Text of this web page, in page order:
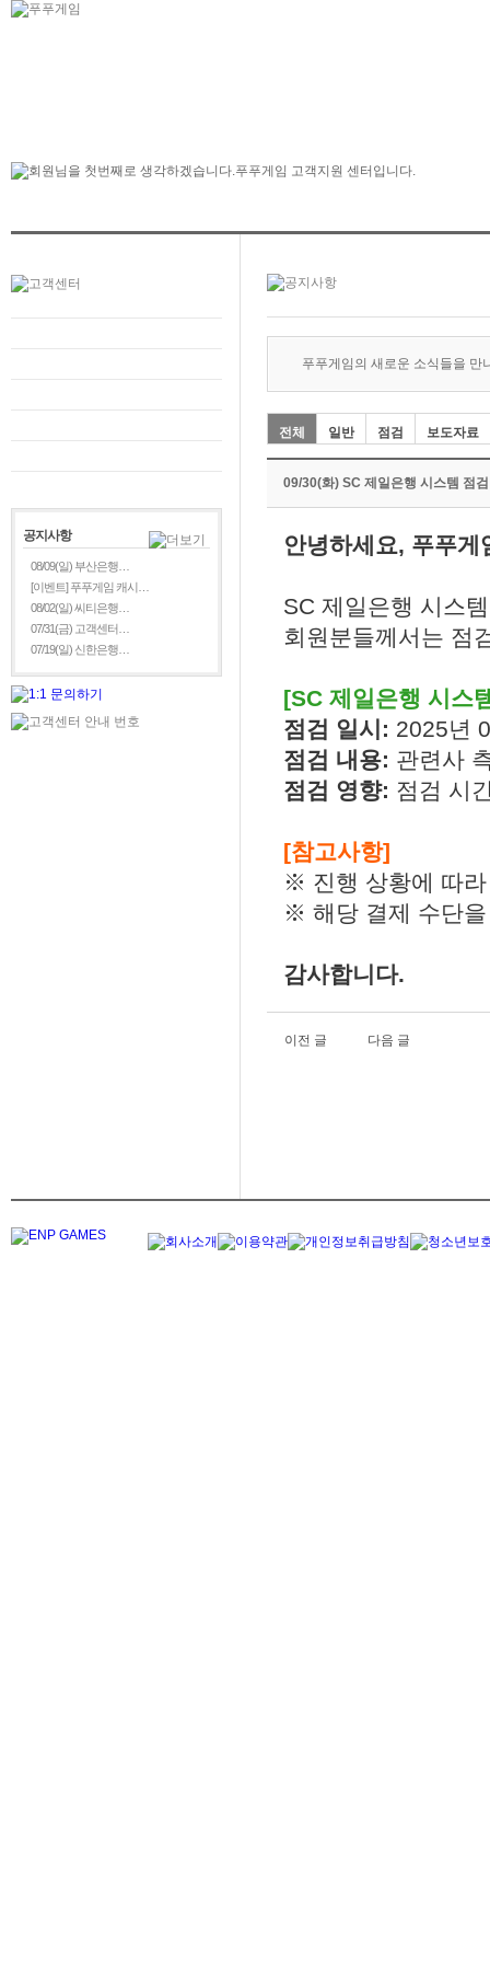
공지사항
08/09(일) 부산은행…
[이벤트] 푸푸게임 캐시…
08/02(일) 씨티은행…
07/31(금) 고객센터…
07/19(일) 신한은행…
푸푸게임의 새로운 소식들을 만
전체 일반 점검 보도자료
09/30(화) SC 제일은행 시스템 점
안녕하세요, 푸푸게
SC 제일은행 시스
회원분들께서는 점
[SC 제일은행 시스
점검 일시: 2025년
점검 내용: 관련사
점검 영향: 점검 시
[참고사항]
※ 진행 상황에 따
※ 해당 결제 수단
감사합니다.
이전 글 다음 글